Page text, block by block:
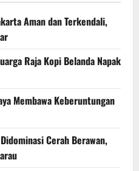
Aman dan Terkendali,
Raja Kopi Belanda Napak
Membawa Keberuntungan
Cerah Berawan,